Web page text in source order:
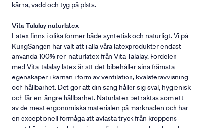
kärna, vadd och tyg på plats.
Vita-Talalay naturlatex
Latex finns i olika former både syntetisk och naturligt. Vi på
KungSängen har valt att i alla våra latexprodukter endast
använda 100% ren naturlatex från Vita Talalay. Fördelen
med Vita-talalay latex är att det bibehåller sina främsta
egenskaper i kärnan i form av ventilation, kvalsteravvisning
och hållbarhet. Det gör att din säng håller sig sval, hygienisk
och får en längre hållbarhet. Naturlatex betraktas som ett
av de mest ergonomiska materialen på marknaden och har
en exceptionell förmåga att avlasta tryck från kroppens